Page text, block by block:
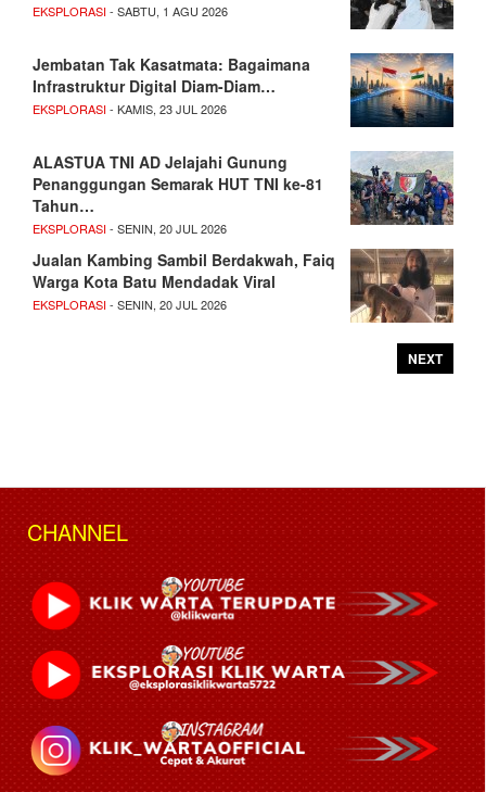
EKSPLORASI- SABTU, 1 AGU 2026
Jembatan Tak Kasatmata: Bagaimana
Infrastruktur Digital Diam-Diam…
EKSPLORASI- KAMIS, 23 JUL 2026
ALASTUA TNI AD Jelajahi Gunung
Penanggungan Semarak HUT TNI ke-81
Tahun…
EKSPLORASI- SENIN, 20 JUL 2026
Jualan Kambing Sambil Berdakwah, Faiq
Warga Kota Batu Mendadak Viral
EKSPLORASI- SENIN, 20 JUL 2026
NEXT
CHANNEL